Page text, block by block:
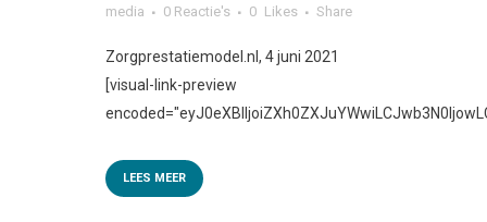
media
0 Reactie's 0 Likes Share
Zorgprestatiemodel.nl, 4 juni 2021
[visual-link-preview
LEES MEER